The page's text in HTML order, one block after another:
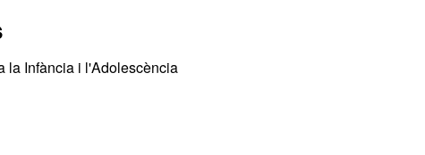
la Infància i l'Adolescència